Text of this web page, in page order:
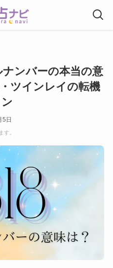
ナンバーの本当の意
ツインレイの転機
5日
す。